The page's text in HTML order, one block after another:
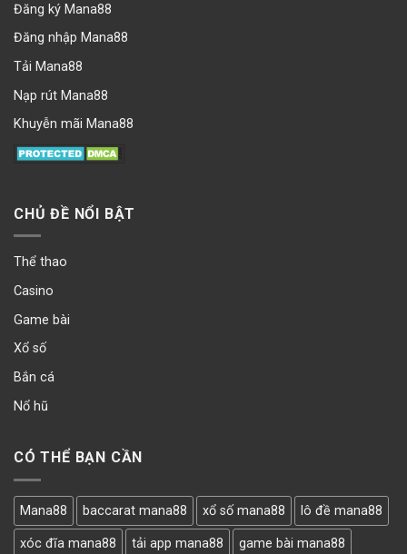
Đăng ký Mana88
Đăng nhập Mana88
Tải Mana88
Nạp rút Mana88
Khuyễn mãi Mana88
CHỦ ĐỀ NỔI BẬT
Thể thao
Casino
Game bài
Xổ số
Bắn cá
Nổ hũ
CÓ THỂ BẠN CẦN
Mana88 baccarat mana88 xổ số mana88 lô đề mana88
xóc đĩa mana88 tải app mana88 game bài mana88